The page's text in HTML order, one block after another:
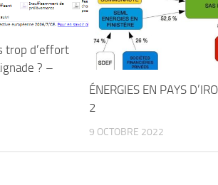
trop d’effort
? –
ÉNERGIES EN PAYS
2
9 OCTOBRE 2022